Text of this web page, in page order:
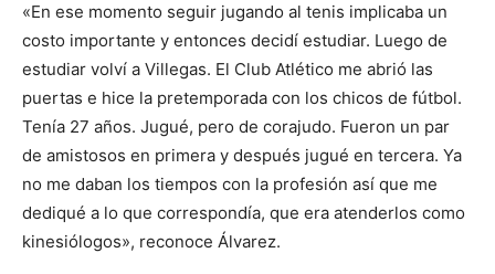
«En ese momento seguir jugando al tenis implicaba un
costo importante y entonces decidí estudiar. Luego de
estudiar volví a Villegas. El Club Atlético me abrió las
puertas e hice la pretemporada con los chicos de fútbol.
Tenía 27 años. Jugué, pero de corajudo. Fueron un par
de amistosos en primera y después jugué en tercera. Ya
no me daban los tiempos con la profesión así que me
dediqué a lo que correspondía, que era atenderlos como
kinesiólogos», reconoce Álvarez.